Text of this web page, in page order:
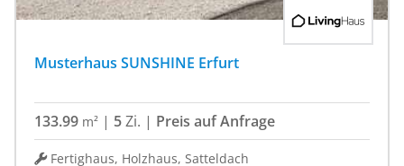
Musterhaus SUNSHINE Erfurt
133.99 m² | 5Zi. | Preis auf Anfrage
Fertighaus, Holzhaus, Satteldach